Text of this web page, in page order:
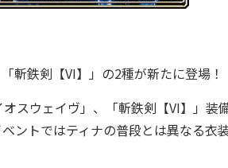
斬鉄剣【VI】」の2種が新たに登場！
スウェイヴ」、「斬鉄剣【VI】」装
ントではティナの普段とは異なる衣